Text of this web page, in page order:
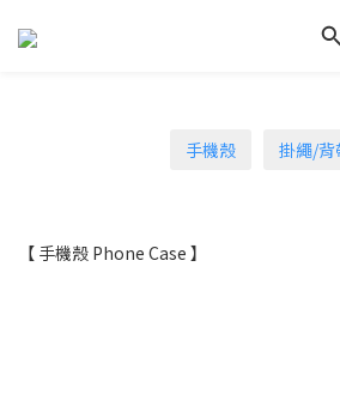
手機殼 掛繩/背
【 手機殼 Phone Case 】